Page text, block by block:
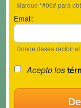
Marque *#06# para
Email:
Donde desea recibir
Acepto los